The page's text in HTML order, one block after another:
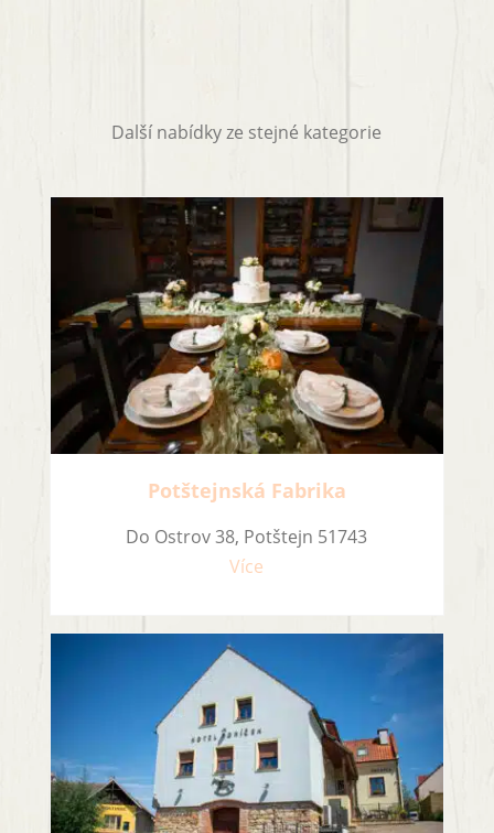
Další nabídky ze stejné kategorie
Potštejnská Fabrika
Do Ostrov 38, Potštejn 51743
Více